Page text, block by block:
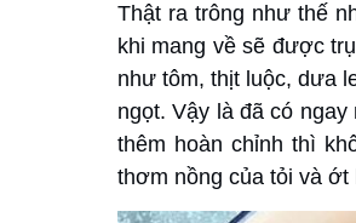
Thật ra trông như thế
khi mang về sẽ được
như tôm, thịt luộc, dưa
ngọt. Vậy là đã có
thêm hoàn chỉnh thì
thơm nồng của tỏi và ớt